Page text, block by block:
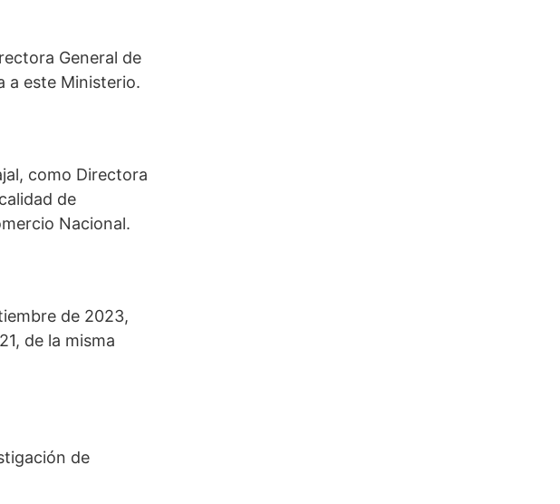
General de
a este Ministerio.
como Directora
de
Nacional.
de 2023,
de la misma
de